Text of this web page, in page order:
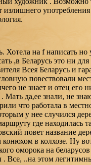
Хотела на f написать
,в Беларусь это ни
Всея Беларусь и
повествовали
не знает и отец его
Мать да,ее знали, не
что работала в
у нее случился
где находилась
повет название
конюхом в колхозе. Ну
оморока на
. Все, ..на этом